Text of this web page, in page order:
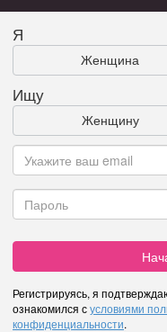
Я
Женщина
Ищу
Женщину
Регистрируясь, я
ознакомился сусловиями
конфиденциальности.